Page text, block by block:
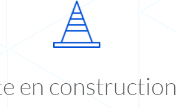
en construction